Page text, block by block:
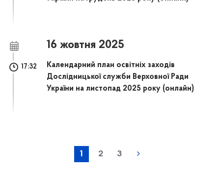
16 жовтня 2025
17:32
Календарний план освітніх заходів
Дослідницької служби Верховної Ради
України на листопад 2025 року (онлайн)
1 2 3